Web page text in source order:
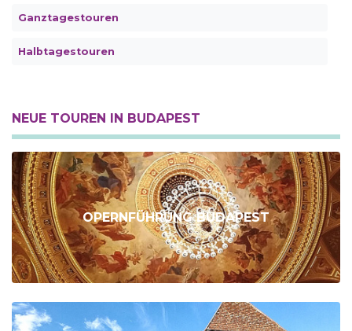
Ganztagestouren
Halbtagestouren
NEUE TOUREN IN BUDAPEST
OPERNFÜHRUNG BUDAPEST